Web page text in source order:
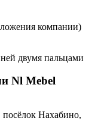
компании)
двумя пальцами
Nl Mebel
посёлок Нахабино,